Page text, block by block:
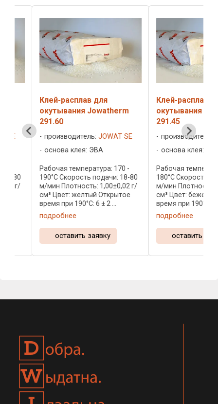
Клей-расплав для
окутывания Jowatherm
291.60
производитель:JOWAT SE
основа клея: ЭВА
Рабочая температура: 170 -
190°C Скорость подачи: 18-80
м/мин Плотность: 1,00±0,02 г/
см³ Цвет: желтый Открытое
время при 190°C: 6 ± 2 ...
подробнее
оставить заявку
Клей-расплав для
окутывания
291.45
производитель:
основа клея: ЭВА
Рабочая температура:
180°C Скорость
м/мин Плотность:
см³ Цвет: бежевый
время при 190°C: 18 ± 2
подробнее
оставить заявку